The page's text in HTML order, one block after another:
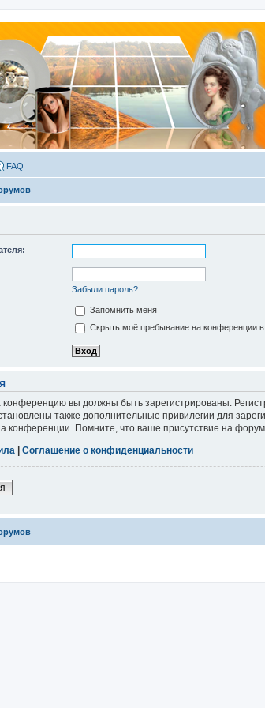
FAQ
Забыли пароль?
Запомнить меня
Скрыть моё пребывание на конференции в
конференцию вы должны быть зарегистрированы.
также дополнительные привилегии для
конференции. Помните, что ваше присутствие на
| Соглашение о конфиденциальности